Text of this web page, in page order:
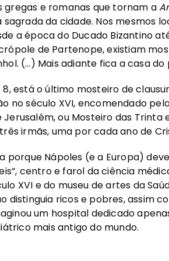
gregas e romanas que tornam a
da cidade. Nos mesmos
a época do Ducado Bizantino
de Partenope, existiam
(…) Mais adiante fica a casa
8, está o último mosteiro de
no século XVI, encomendado
ou Mosteiro das Trinta
irmãs, uma por cada ano de
porque Nápoles (e a Europa)
centro e farol da ciência
XVI e do museu de artes da
distinguia ricos e pobres, assim
um hospital dedicado
mais antigo do mundo.